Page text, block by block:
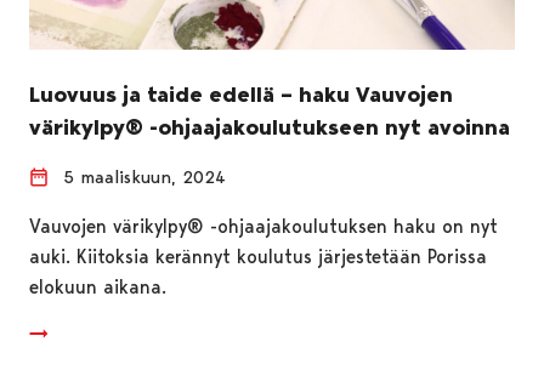
Luovuus ja taide edellä – haku Vauvojen
värikylpy® -ohjaajakoulutukseen nyt avoinna
5 maaliskuun, 2024
Vauvojen värikylpy® -ohjaajakoulutuksen haku on nyt
auki. Kiitoksia kerännyt koulutus järjestetään Porissa
elokuun aikana.